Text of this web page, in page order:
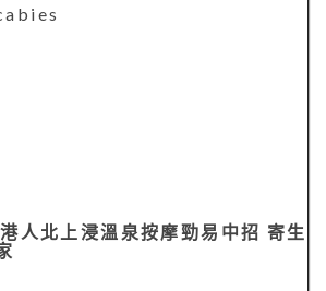
人北上浸溫泉按摩勁易中招 寄生